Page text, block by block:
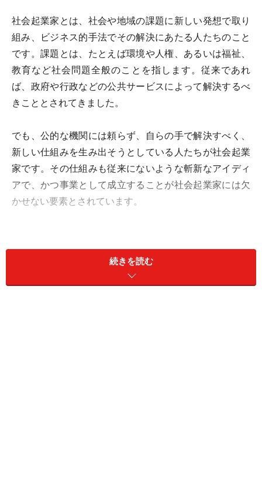
社会起業家とは、社会や地域の課題に新しい発想で取り
組み、ビジネス的手法でその解決にあたる人たちのこと
です。課題とは、たとえば環境や人権、あるいは福祉、
教育など社会問題全般のことを指します。従来であれ
ば、政府や行政などの公共サービスによって解決するべ
きこととされてきました。
でも、公的な機関には頼らず、自らの手で解決すべく、
新しい仕組みを生み出そうとしている人たちが社会起業
家です。その仕組みも従来にないような斬新なアイディ
アで、かつ事業として成立することが社会起業家には欠
かせない要素とされています。
続きを読む